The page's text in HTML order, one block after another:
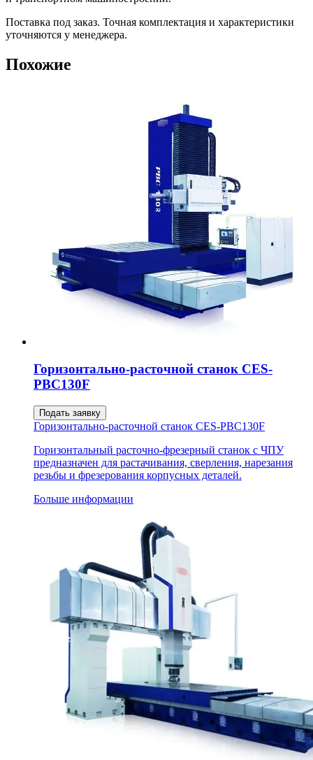
Поставка под заказ. Точная комплектация и характеристики
уточняются у менеджера.
Похожие
Горизонтально-расточной станок CES-
PBC130F
Подать заявку
Горизонтально-расточной станок CES-PBC130F
Горизонтальный расточно-фрезерный станок с ЧПУ
предназначен для растачивания, сверления, нарезания
резьбы и фрезерования корпусных деталей.
Больше информации